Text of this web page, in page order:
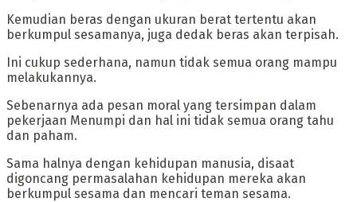
Kemudian beras dengan ukuran berat tertentu akan
berkumpul sesamanya, juga dedak beras akan terpisah.
Ini cukup sederhana, namun tidak semua orang mampu
melakukannya.
‎Sebenarnya ada pesan moral yang tersimpan dalam
pekerjaan Menumpi dan hal ini tidak semua orang tahu
dan paham.
Sama halnya dengan kehidupan manusia, disaat
digoncang permasalahan kehidupan mereka akan
berkumpul sesama dan mencari teman sesama.